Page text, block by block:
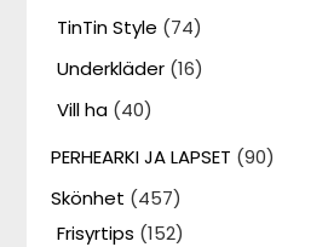
TinTin Style (74)
Underkläder (16)
Vill ha (40)
PERHEARKI JA LAPSET (90)
Skönhet (457)
Frisyrtips (152)